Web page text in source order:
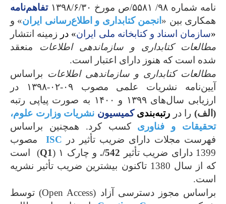
نامه شماره ۹۸/ ۵۵۸۱/ص مورخ ۱۳۹۸/۶/۳۰
تفاهم‌نامه
همکاری بین « انجمن کتابداری و اطلاعرسانی ایران» و
«سازمان اسناد و کتابخانه ملی ایران» در زمینه انتشار
مطالعات کتابداری و سازماندهی اطلاعات منعقد
شده است که هنوز دارای اعتبار است.
مطالعات کتابداری و سازماندهی اطلاعات براساس
آیین‌نامه نشریات علمی مصوب ۰۹-۰۲-۱۳۹۸ در
ارزیابی سال‌های ۱۳۹۹ و ۱۴۰۰ به صورت پیاپی رتبه
(الف) را در رتبهبندی کمیسیون نشریات وزارت علوم،
تحقیقات و فناوری کسب کرد. همچنین براساس
فهرست مجلات دارای ضریب تأثیر در ISC
مصوب
1399 دارای ضریب تأثیر
و چارک ۱ ( Q1) است
که از سال 1380 تاکنون بیشترین ضریب تأثیر نشریه
است.
براساس مجوز دسترسی آزاد (Open Access) توسط